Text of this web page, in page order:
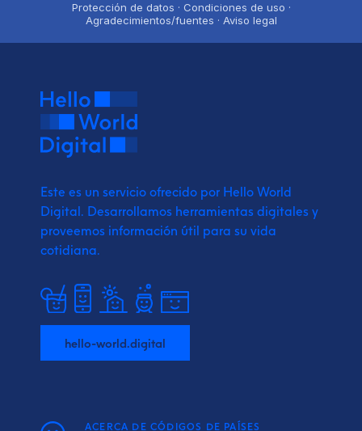
Protección de datos · Condiciones de uso ·
Agradecimientos/fuentes · Aviso legal
Este es un servicio ofrecido por Hello World
Digital. Desarrollamos herramientas digitales y
proveemos información útil para su vida
cotidiana.
hello-world.digital
ACERCA DE CÓDIGOS DE PAÍSES